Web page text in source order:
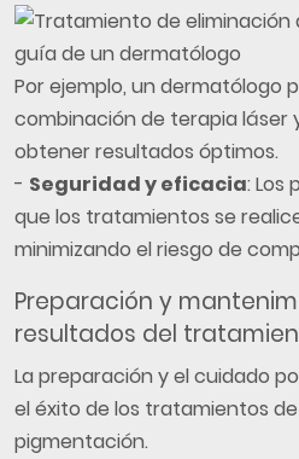
Por ejemplo, un dermatólogo
combinación de terapia láser
obtener resultados óptimos.
- Seguridad y eficacia: Los
que los tratamientos se
minimizando el riesgo de
Preparación y
resultados del
La preparación y el cuidado
el éxito de los tratamientos
pigmentación.